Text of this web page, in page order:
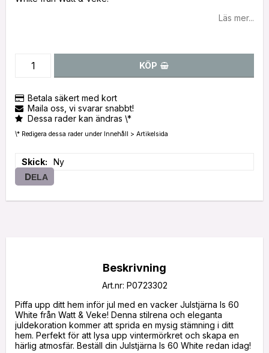
Läs mer...
KÖP
Betala säkert med kort
Maila oss, vi svarar snabbt!
Dessa rader kan ändras \*
\* Redigera dessa rader under Innehåll > Artikelsida
Skick Ny
DELA
Beskrivning
Art.nr: P0723302
Piffa upp ditt hem inför jul med en vacker Julstjärna Is 60
White från Watt & Veke! Denna stilrena och eleganta
juldekoration kommer att sprida en mysig stämning i ditt
hem. Perfekt för att lysa upp vintermörkret och skapa en
härlig atmosfär. Beställ din Julstjärna Is 60 White redan idag!